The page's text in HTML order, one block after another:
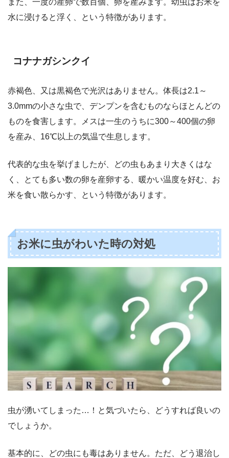
水に浸けると浮く、という特徴があります。
コナナガシンクイ
赤褐色、又は黒褐色で光沢はありません。体長は2.1～
3.0mmの小さな虫で、デンプンを含むものならほとんどの
ものを食害します。メスは一生のうちに300～400個の卵
を産み、16℃以上の気温で生息します。
代表的な虫を挙げましたが、どの虫もあまり大きくはな
く、とても多い数の卵を産卵する、暖かい温度を好む、お
米を食い散らかす、という特徴があります。
お米に虫がわいた時の対処
虫が湧いてしまった…！と気づいたら、どうすれば良いの
でしょうか。
基本的に、どの虫にも毒はありません。ただ、どう退治し